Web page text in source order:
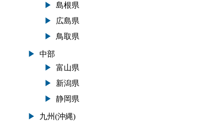
島根県
広島県
鳥取県
中部
富山県
新潟県
静岡県
九州(沖縄)